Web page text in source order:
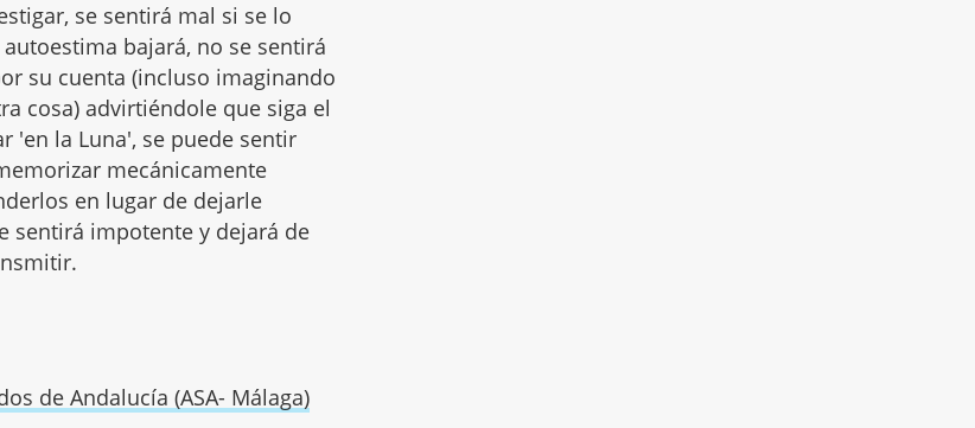
se sentirá mal si se lo
bajará, no se sentirá
su cuenta (incluso imaginando
cosa) advirtiéndole que siga el
'en la Luna', se puede sentir
mecánicamente
en lugar de dejarle
sentirá impotente y dejará de
de Andalucía (ASA- Málaga)